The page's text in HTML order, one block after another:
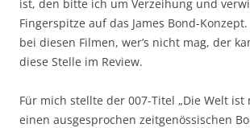
ist, den bitte ich um Verzeihung und
Fingerspitze auf das James Bond-
bei diesen Filmen, wer’s nicht mag, der
diese Stelle im Review.
Für mich stellte der 007-Titel „Die Welt ist
einen ausgesprochen zeitgenössischen